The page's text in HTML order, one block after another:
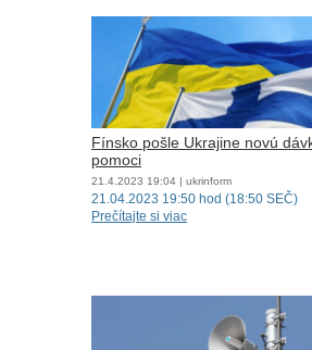
Fínsko pošle Ukrajine novú
pomoci
21.4.2023 19:04 | ukrinform
21.04.2023 19:50 hod (18:50 SEČ)
Prečítajte si viac